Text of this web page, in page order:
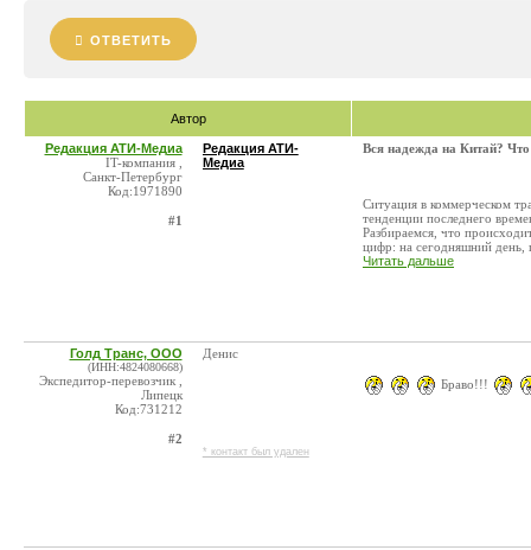
ОТВЕТИТЬ
Автор
Редакция АТИ-Медиа
IT-компания ,
Санкт-Петербург
Код:1971890
#1
Редакция АТИ-
Медиа
Вся надежда на Китай? Что
Ситуация в коммерческом
тенденции последнего
Разбираемся, что
цифр: на сегодняшний день,
Читать дальше
Голд Транс, ООО
(ИНН:4824080668)
Экспедитор-перевозчик ,
Липецк
Код:731212
#2
Денис
* контакт был удален
Браво!!!